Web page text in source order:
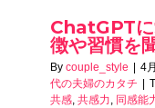
ChatGPTに
徴や習慣を
By couple_style 4
代の夫婦のカタチ
共感, 共感力, 同感能